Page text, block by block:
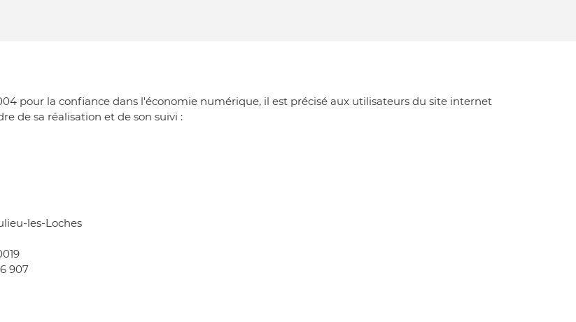
pour la confiance dans l'économie numérique, il est précisé aux utilisateurs du site internet
de sa réalisation et de son suivi :
les-Loches
907